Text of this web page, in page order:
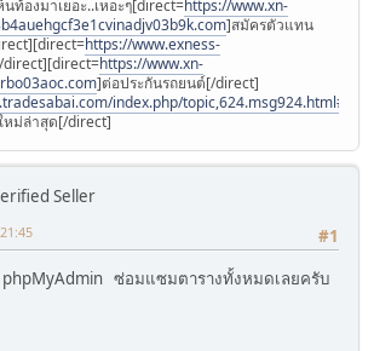
ท้องมาเยอะ..เหอะๆ[direct=https://www.xn-
]สมัครตัวแทน
https://www.exness-
https://www.xn-
]ต่อประกันรถยนต์[/direct]
index.php/
หม่ล่าสุด[/direct]
Seller
#1
phpMyAdmin ซ่อมแซมตารางทั้งหมดเลยครับ